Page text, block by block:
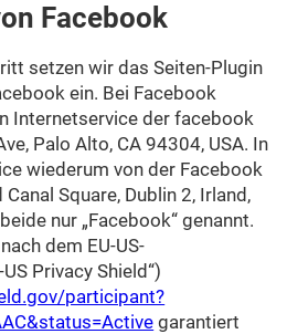
Facebook
setzen wir das Seiten-Plugin
ein. Bei Facebook
Internetservice der facebook
Palo Alto, CA 94304, USA. In
wiederum von der Facebook
Square, Dublin 2, Irland,
nur „Facebook“ genannt.
dem EU-US-
Privacy Shield“)
participant?
garantiert